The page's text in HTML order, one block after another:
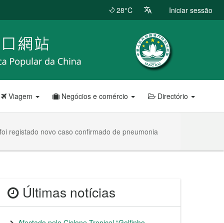
28°C Iniciar sessão
Viagem Negócios e comércio Directório
registado novo caso confirmado de pneumonia
Últimas notícias